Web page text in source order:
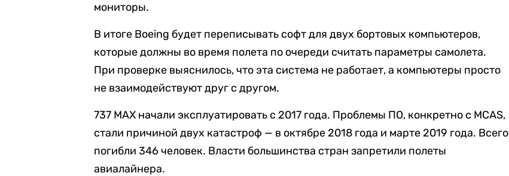
мониторы.
В итоге Boeing будет переписывать софт для двух бортовых компьютеров,
которые должны во время полета по очереди считать параметры самолета.
При проверке выяснилось, что эта система не работает, а компьютеры просто
не взаимодействуют друг с другом.
737 MAX начали эксплуатировать с 2017 года. Проблемы ПО, конкретно с MCAS,
стали причиной двух катастроф — в октябре 2018 года и марте 2019 года. Всего
погибли 346 человек. Власти большинства стран запретили полеты
авиалайнера.